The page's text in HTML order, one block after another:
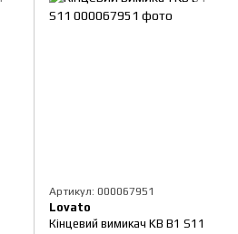
Артикул: 000067951
Lovato
Кінцевий вимикач KB B1 S11